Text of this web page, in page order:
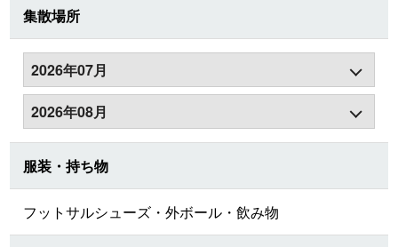
集散場所
2026年07月
2026年08月
服装・持ち物
フットサルシューズ・外ボール・飲み物